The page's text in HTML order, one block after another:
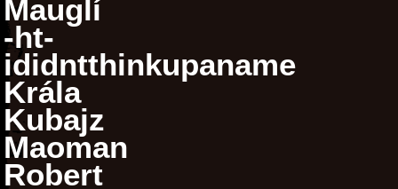
Mauglí
-ht-
ididntthinkupaname
Krála
Kubajz
Maoman
Robert